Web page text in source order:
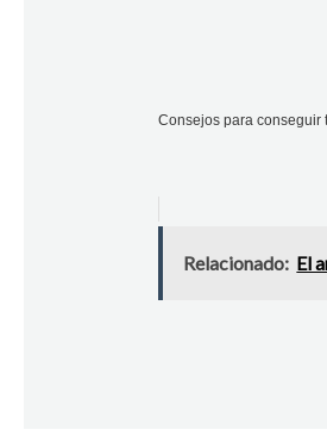
Consejos para conseguir
Relacionado: El